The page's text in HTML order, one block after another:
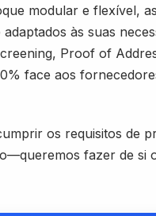
modular e flexível,
às suas
Proof of
face aos
os requisitos de
fazer de si